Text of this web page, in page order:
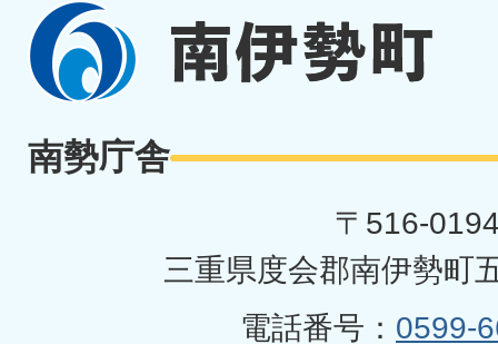
南勢庁舎
〒516-
三重県度会郡南伊勢町
電話番号： 0599-